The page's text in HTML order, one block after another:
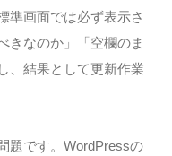
準画面では必ず表示さ
きなのか」「空欄のま
、結果として更新作業
題です。WordPressの